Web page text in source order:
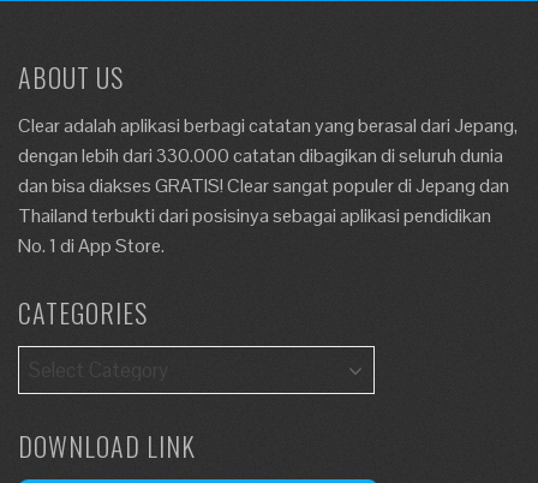
ABOUT US
Clear adalah aplikasi berbagi catatan yang berasal dari Jepang,
dengan lebih dari 330.000 catatan dibagikan di seluruh dunia
dan bisa diakses GRATIS! Clear sangat populer di Jepang dan
Thailand terbukti dari posisinya sebagai aplikasi pendidikan
No. 1 di App Store.
CATEGORIES
DOWNLOAD LINK